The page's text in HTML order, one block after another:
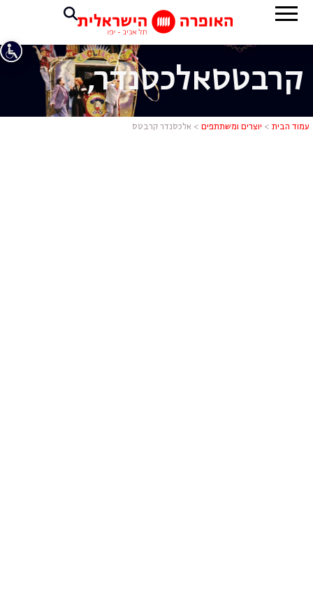
אלכסנדר
קרבטסאלכסנדר,
עמוד הבית > יוצרים ומשתתפים > אלכסנדר קרבטס